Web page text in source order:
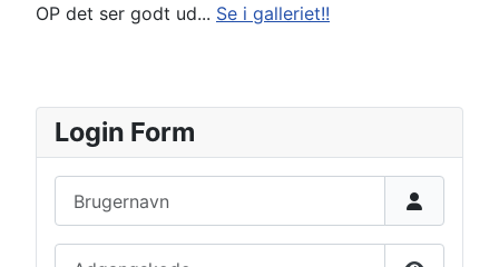
OP det ser godt ud... Se i galleriet!!
Login Form